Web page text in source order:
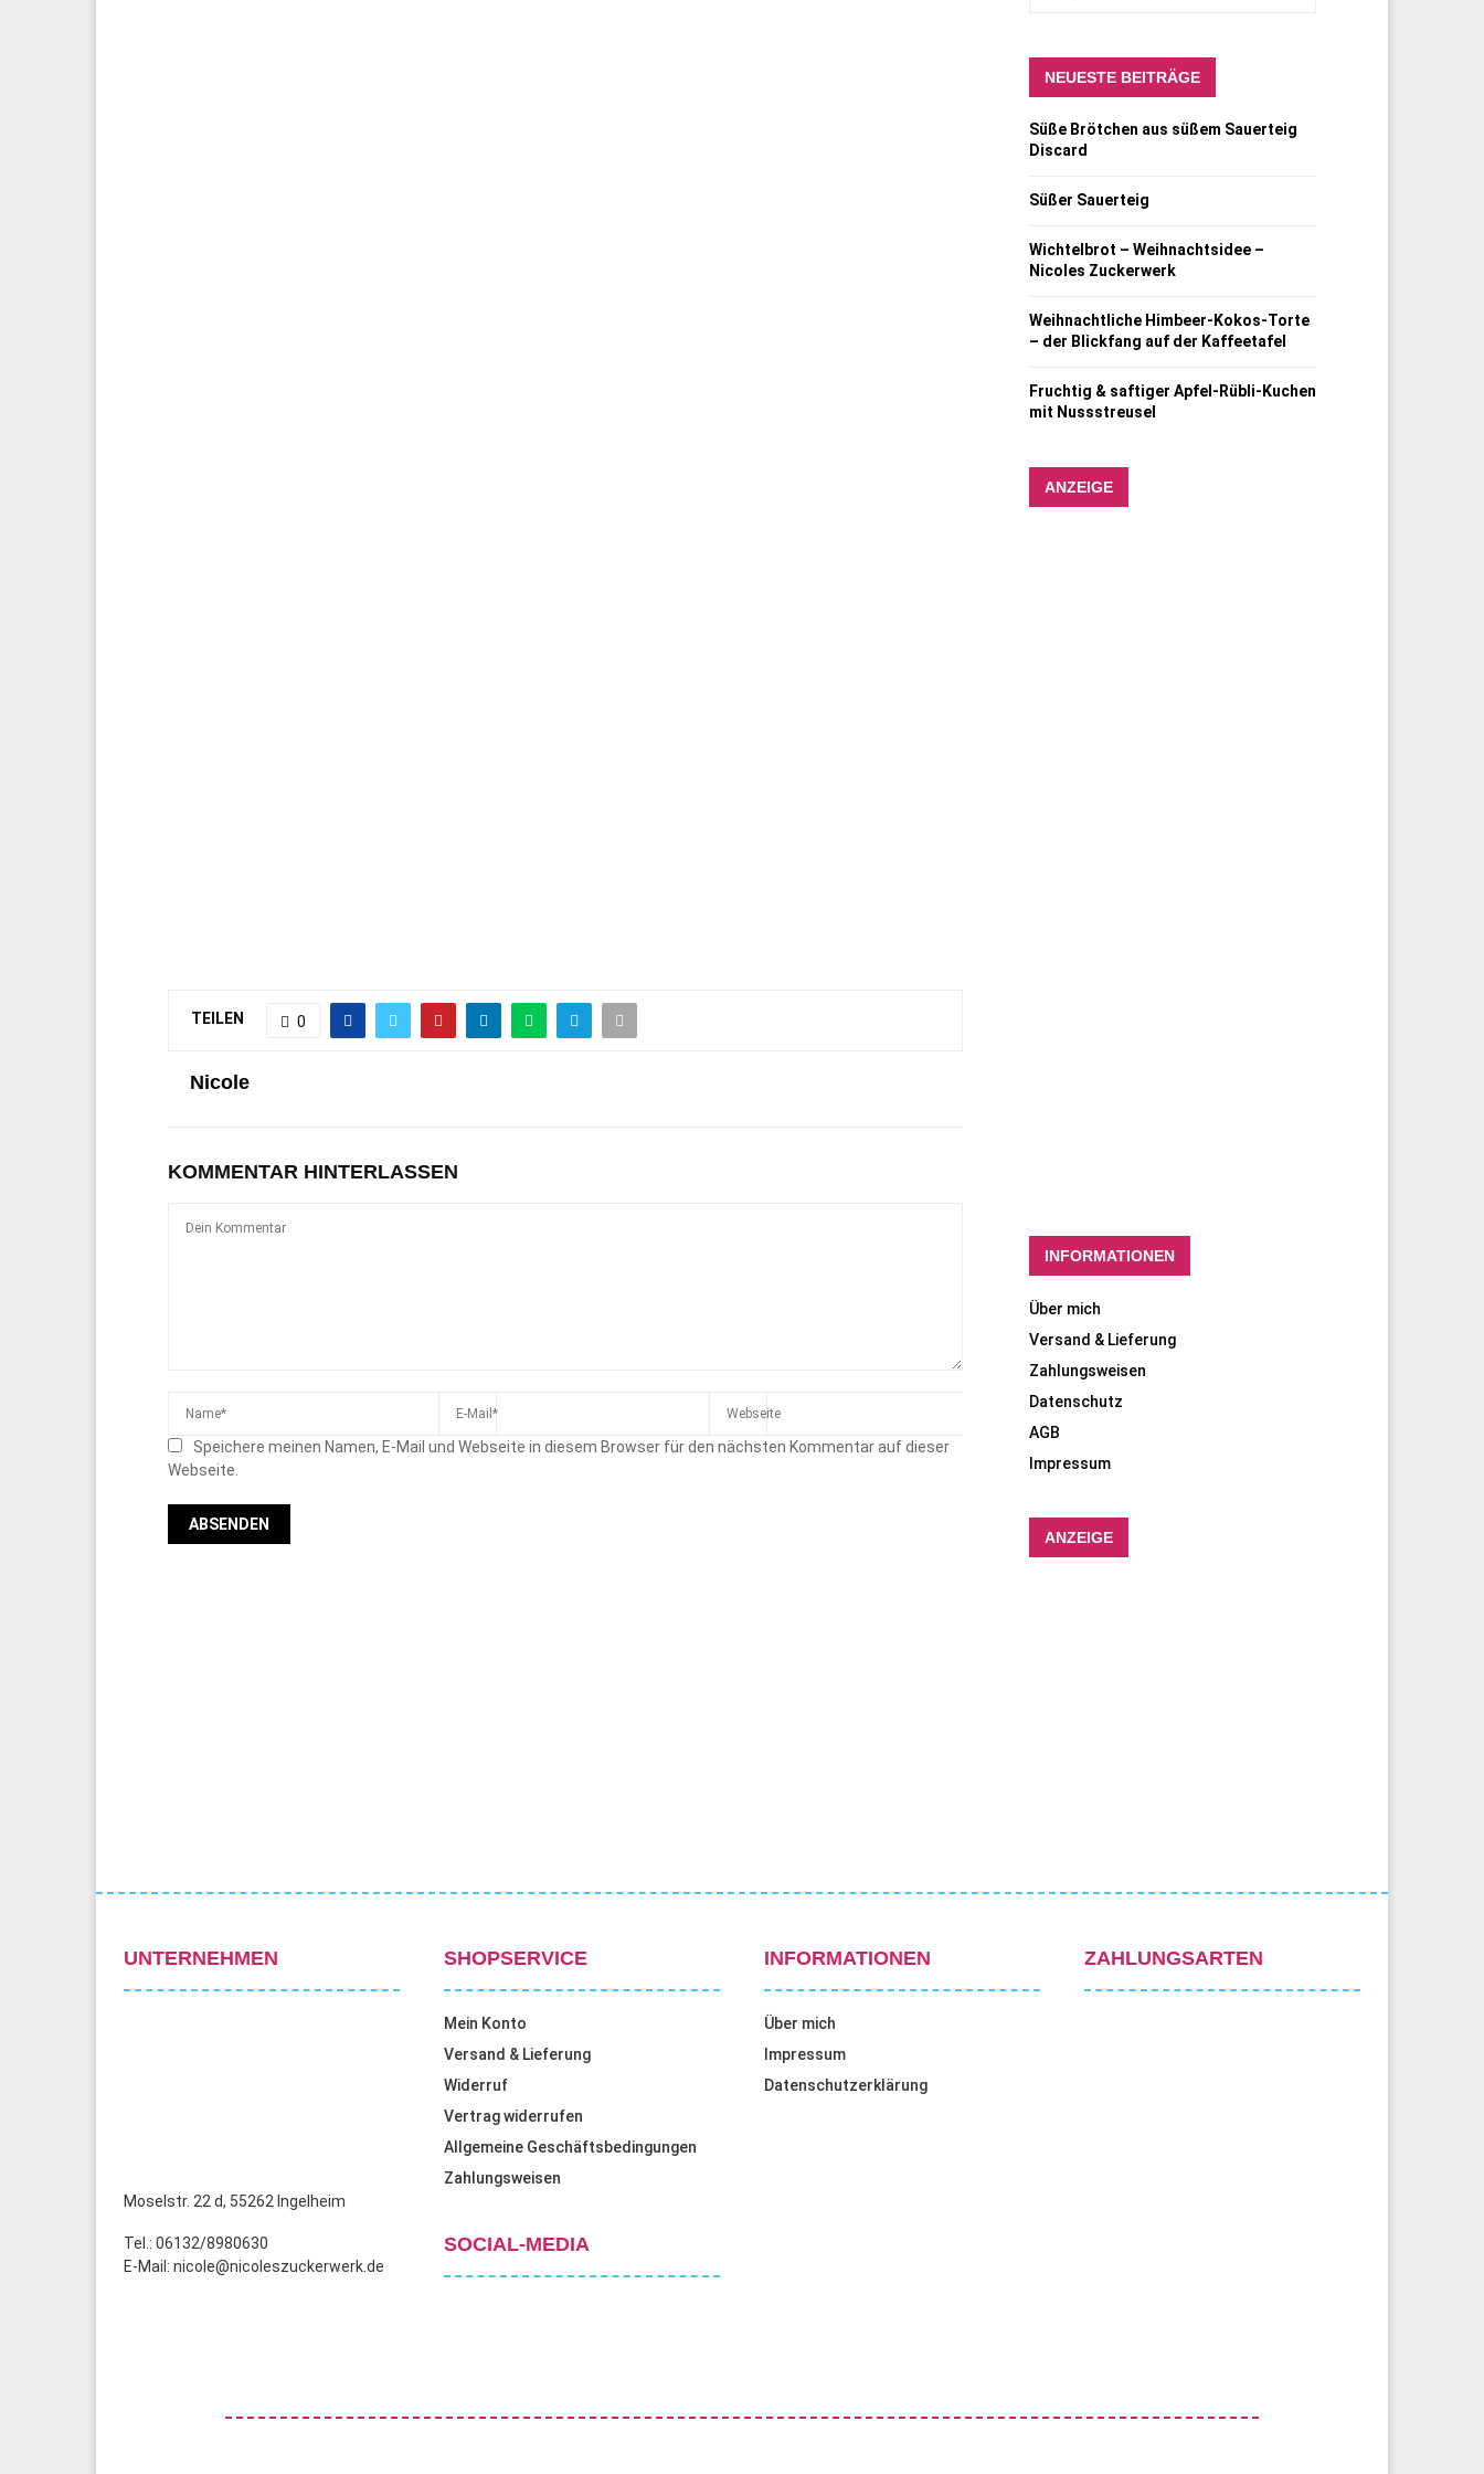
TEILEN 0
Nicole
KOMMENTAR HINTERLASSEN
Speichere meinen Namen, E-Mail und Webseite in diesem Browser für den nächsten Kommentar auf dieser
Webseite.
NEUESTE BEITRÄGE
Süße Brötchen aus süßem Sauerteig
Discard
Süßer Sauerteig
Wichtelbrot – Weihnachtsidee –
Nicoles Zuckerwerk
Weihnachtliche Himbeer-Kokos-Torte
– der Blickfang auf der Kaffeetafel
Fruchtig & saftiger Apfel-Rübli-Kuchen
mit Nussstreusel
ANZEIGE
INFORMATIONEN
Über mich
Versand & Lieferung
Zahlungsweisen
Datenschutz
AGB
Impressum
ANZEIGE
UNTERNEHMEN
Moselstr. 22 d, 55262 Ingelheim
Tel.: 06132/8980630
E-Mail: nicole@nicoleszuckerwerk.de
SHOPSERVICE
Mein Konto
Versand & Lieferung
Widerruf
Vertrag widerrufen
Allgemeine Geschäftsbedingungen
Zahlungsweisen
SOCIAL-MEDIA
INFORMATIONEN
Über mich
Impressum
Datenschutzerklärung
ZAHLUNGSARTEN